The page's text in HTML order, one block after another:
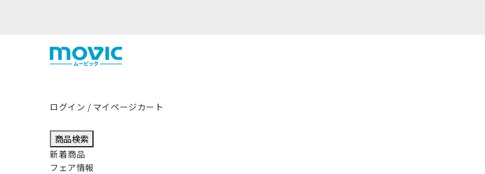
ログイン / マイページカート
商品検索
新着商品
フェア情報